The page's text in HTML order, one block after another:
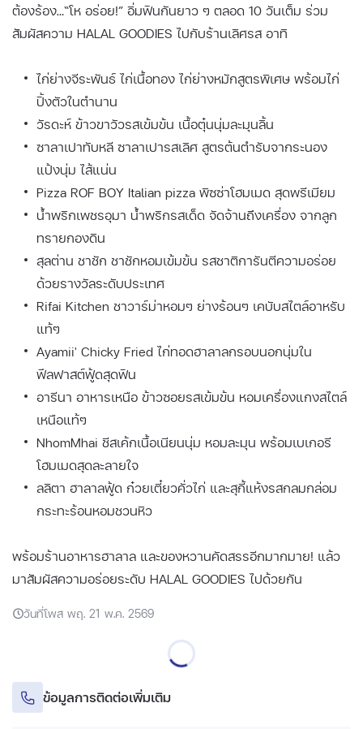
ต้องร้อง…“โห อร่อย!” อิ่มฟินกันยาว ๆ ตลอด 10 วันเต็ม ร่วม
สัมผัสความ HALAL GOODIES ไปกับร้านเลิศรส อาทิ
ไก่ย่างจีระพันธ์ ไก่เนื้อทอง ไก่ย่างหมักสูตรพิเศษ พร้อมไก่
ปิ้งตัวในตำนาน
วัรดะห์ ข้าวขาวัวรสเข้มข้น เนื้อตุ๋นนุ่มละมุนลิ้น
ซาลาเปาทับหลี ซาลาเปารสเลิศ สูตรต้นตำรับจากระนอง
แป้งนุ่ม ไส้แน่น
Pizza ROF BOY Italian pizza พิซซ่าโฮมเมด สุดพรีเมียม
น้ำพริกเพชรอุมา น้ำพริกรสเด็ด จัดจ้านถึงเครื่อง จากลูก
ทรายกองดิน
สุลต่าน ชาชัก ชาชักหอมเข้มข้น รสชาติการันตีความอร่อย
ด้วยรางวัลระดับประเทศ
Rifai Kitchen ชาวาร์ม่าหอมๆ ย่างร้อนๆ เคบับสไตล์อาหรับ
แท้ๆ
Ayamii' Chicky Fried ไก่ทอดฮาลาลกรอบนอกนุ่มใน
ฟีลฟาสต์ฟู้ดสุดฟิน
อารีนา อาหารเหนือ ข้าวซอยรสเข้มข้น หอมเครื่องแกงสไตล์
เหนือแท้ๆ
NhomMhai ชีสเค้กเนื้อเนียนนุ่ม หอมละมุน พร้อมเบเกอรี
โฮมเมดสุดละลายใจ
ลลิตา ฮาลาลฟู้ด ก๋วยเตี๋ยวคั่วไก่ และสุกี้แห้งรสกลมกล่อม
กระทะร้อนหอมชวนหิว
พร้อมร้านอาหารฮาลาล และของหวานคัดสรรอีกมากมาย! แล้ว
มาสัมผัสความอร่อยระดับ HALAL GOODIES ไปด้วยกัน
วันที่โพส พฤ. 21 พ.ค. 2569
ข้อมูลการติดต่อเพิ่มเติม